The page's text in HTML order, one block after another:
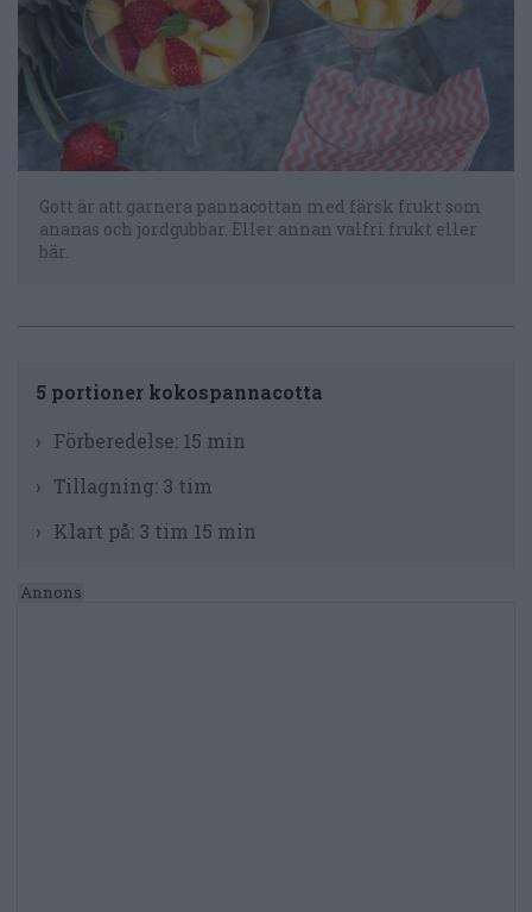
Gott är att garnera pannacottan med färsk frukt som
ananas och jordgubbar. Eller annan valfri frukt eller
bär.
5 portioner kokospannacotta
Förberedelse: 15 min
Tillagning: 3 tim
Klart på: 3 tim 15 min